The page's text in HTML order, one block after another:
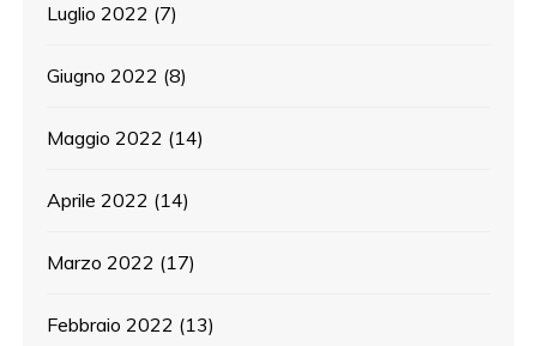
Luglio 2022 (7)
Giugno 2022 (8)
Maggio 2022 (14)
Aprile 2022 (14)
Marzo 2022 (17)
Febbraio 2022 (13)